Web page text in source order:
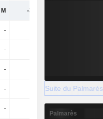
-352 M
-
-
-
- - -319 M
- -319 M
Suite du Palmarès
Palmarès